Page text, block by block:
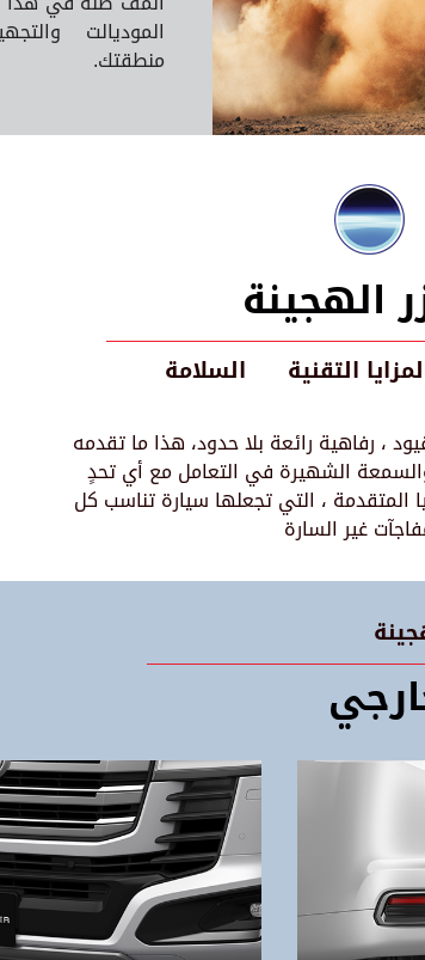
الموديالت
منطقتك.
الهجينة
التقنية السلامة
، رفاهية رائعة بلا حدود، هذا ما تقدمه
والسمعة الشهيرة في التعامل مع أي تحدٍ
المتقدمة ، التي تجعلها سيارة تناسب كل
غير السارة